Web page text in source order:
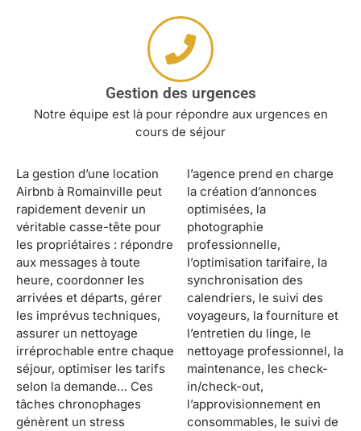
Gestion des urgences
Notre équipe est là pour répondre aux urgences en
cours de séjour
La gestion d’une location
Airbnb à Romainville peut
rapidement devenir un
véritable casse-tête pour
les propriétaires : répondre
aux messages à toute
heure, coordonner les
arrivées et départs, gérer
les imprévus techniques,
assurer un nettoyage
irréprochable entre chaque
séjour, optimiser les tarifs
selon la demande… Ces
tâches chronophages
génèrent un stress
l’agence prend en charge
la création d’annonces
optimisées, la
photographie
professionnelle,
l’optimisation tarifaire, la
synchronisation des
calendriers, le suivi des
voyageurs, la fourniture et
l’entretien du linge, le
nettoyage professionnel, la
maintenance, les check-
in/check-out,
l’approvisionnement en
consommables, le suivi de